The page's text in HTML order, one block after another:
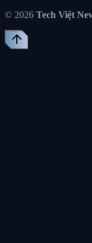
© 2026 Tech Việt
arrow_upward